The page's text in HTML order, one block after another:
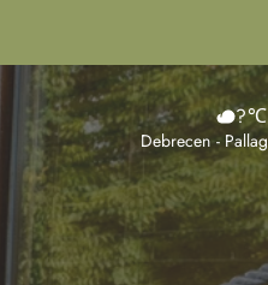
?℃
Debrecen - Pallag